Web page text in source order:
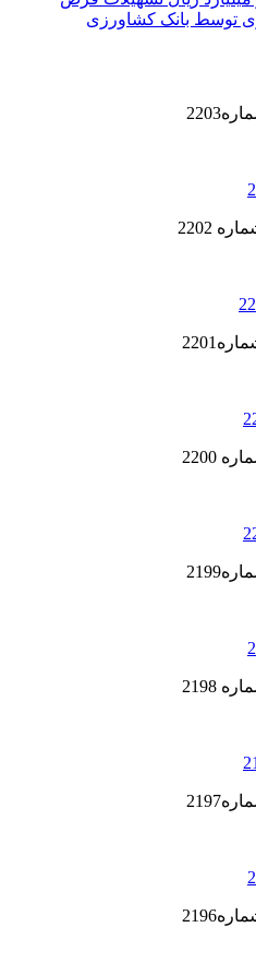
توسط بانک کشاورزی